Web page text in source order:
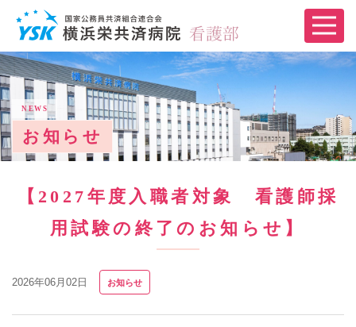
NEWS
お知らせ
【2027年度入職者対象 看護師採
用試験の終了のお知らせ】
2026年06月02日 お知らせ